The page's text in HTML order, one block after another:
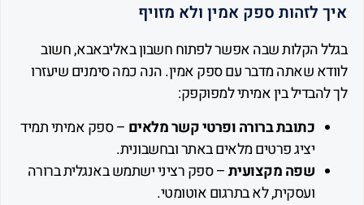
ספק אמין ולא מזויף
הקלות שבה אפשר לפתוח חשבון באליבאבא, חשוב
שאתה מדבר עם ספק אמין. הנה כמה סימנים שיעזרו
בין אמיתי למפוקפק:
כתובת ברורה ופרטי קשר מלאים– ספק אמיתי תמיד
יציג פרטים מלאים באתר ובחשבונית.
שפה מקצועית– ספק רציני ישתמש באנגלית ברורה
ועסקית, לא בתרגום אוטומטי.